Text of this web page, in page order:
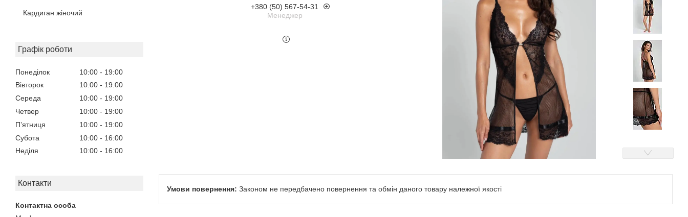
Кардиган жіночий
Графік роботи
Понеділок 10:00
19:00
Вівторок
10:00
19:00
Середа
10:00
19:00
Четвер
10:00
19:00
Пʼятниця
10:00
19:00
Субота
10:00
16:00
Неділя
10:00 16:00
Контакти
+380 (50) 567-54-31
Менеджер
Законом не передбачено повернення та обмін даного товару належної якості